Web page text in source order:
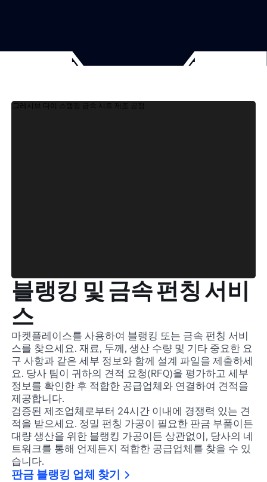
블랭킹 및 금속 펀칭 서비
스
마켓플레이스를 사용하여 블랭킹 또는 금속 펀칭 서비
스를 찾으세요. 재료, 두께, 생산 수량 및 기타 중요한 요
구 사항과 같은 세부 정보와 함께 설계 파일을 제출하세
요. 당사 팀이 귀하의 견적 요청(RFQ)을 평가하고 세부
정보를 확인한 후 적합한 공급업체와 연결하여 견적을
제공합니다.
검증된 제조업체로부터 24시간 이내에 경쟁력 있는 견
적을 받으세요. 정밀 펀칭 가공이 필요한 판금 부품이든
대량 생산을 위한 블랭킹 가공이든 상관없이, 당사의 네
트워크를 통해 언제든지 적합한 공급업체를 찾을 수 있
습니다.
판금 블랭킹 업체 찾기